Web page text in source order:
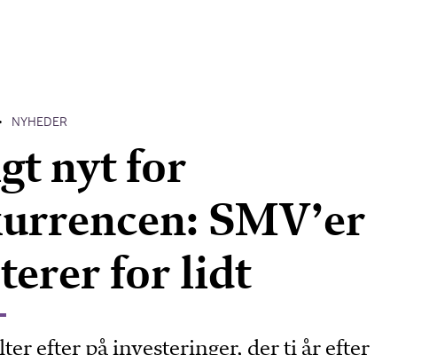
NYHEDER
nyt for
SMV’er
for lidt
efter på investeringer, der ti år efter